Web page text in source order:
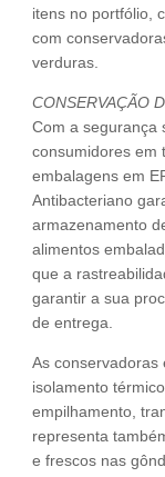
itens no portfólio,
com
verduras.
CONSERVAÇÃO
Com a segurança
consumidores em
embalagens em
Antibacteriano
armazenamento
alimentos
que a
garantir a sua
de entrega.
As conservadoras
isolamento
empilhamento,
representa
e frescos nas